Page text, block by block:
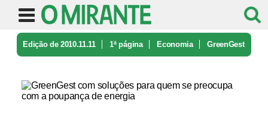
Edição de 2010.11.11 1ª página Economia GreenGest